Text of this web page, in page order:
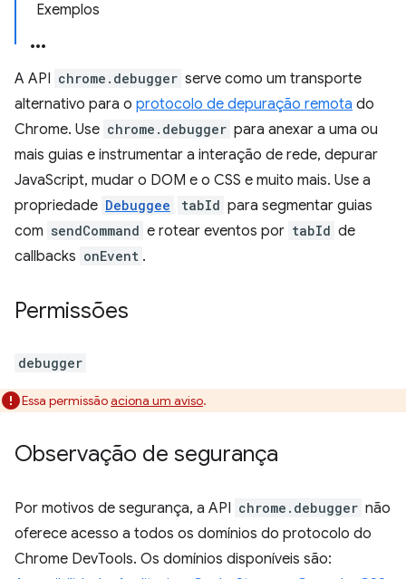
Exemplos
A API chrome.debugger serve como um transporte
alternativo para o protocolo de depuração remota do
Chrome. Use chrome.debugger para anexar a uma ou
mais guias e instrumentar a interação de rede, depurar
JavaScript, mudar o DOM e o CSS e muito mais. Use a
propriedade Debuggee tabId para segmentar guias
com sendCommand e rotear eventos por tabId de
callbacks onEvent .
Permissões
debugger
Essa permissãoaciona um aviso.
Observação de segurança
Por motivos de segurança, a API chrome.debugger não
oferece acesso a todos os domínios do protocolo do
Chrome DevTools. Os domínios disponíveis são: